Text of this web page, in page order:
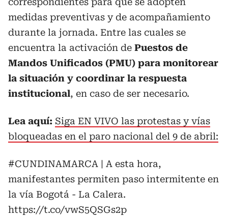
medidas preventivas y de acompañamiento
durante la jornada. Entre las cuales se
encuentra la activación de Puestos de
Mandos Unificados (PMU) para monitorear
la situación y coordinar la respuesta
institucional, en caso de ser necesario.
Lea aquí: Siga EN VIVO las protestas y vías
bloqueadas en el paro nacional del 9 de abril:
#CUNDINAMARCA | A esta hora,
manifestantes permiten paso intermitente en
la vía Bogotá - La Calera.
https://t.co/vwS5QSGs2p